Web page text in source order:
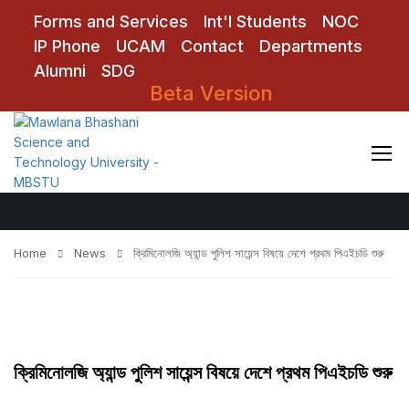
Forms and Services Int'l Students
NOC
IP Phone
UCAM Contact
Departments
Alumni
SDG
Beta Version
News
Home News ক্রিমিনোলজি অ্যান্ড পুলিশ সায়েন্স বিষয়ে দেশে প্রথম পিএইচডি শুরু
ক্রিমিনোলজি অ্যান্ড পুলিশ সায়েন্স বিষয়ে দেশে প্রথম পিএইচডি শুরু